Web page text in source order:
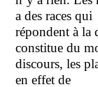
a des races qui
répondent à
constitue du
discours, les
en effet de